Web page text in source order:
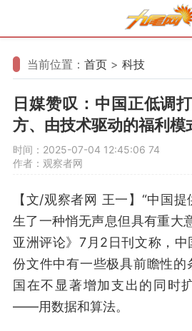
当前位置： 首页 > 科技
日媒赞叹：中国正低调
方、由技术驱动的福利模
时间：2025-07-04 12:45:06 74
作者：观察者网
【文/观察者网 王一】“中国
生了一种悄无声息但具有重大
亚洲评论》7月2日刊文称，
份文件中有一些极具前瞻性的
国在不显著增加支出的同时
——用数据和算法。